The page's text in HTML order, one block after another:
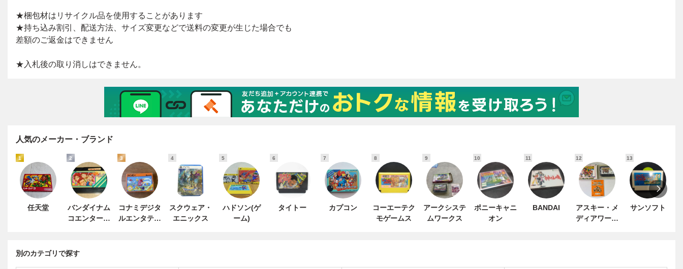
人気のメーカー・ブランド
1
任天堂
2
バンダイナム
コエンターテ
3
コナミデジタ
ルエンタテイ
4
スクウェア・
エニックス
5
ハドソン(ゲ
ーム)
6
タイトー
7
カプコン
8
コーエーテク
モゲームス
9
アークシステ
ムワークス
10
ポニーキャニ
オン
11
BANDAI
12
アスキー・メ
ディアワーク
13
サンソフト
別のカテゴリで探す